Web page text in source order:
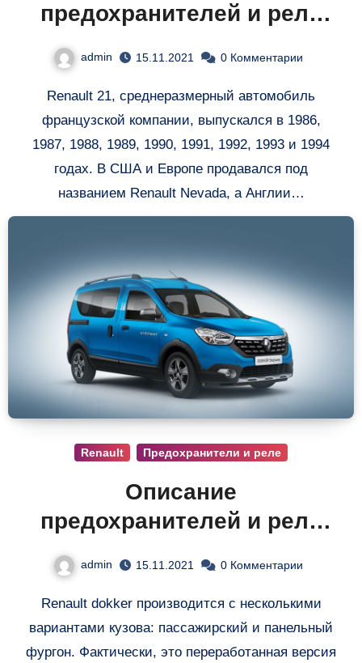
предохранителей и реле
admin 15.11.2021 0 Комментарии
Renault 21, среднеразмерный автомобиль
французской компании, выпускался в 1986,
1987, 1988, 1989, 1990, 1991, 1992, 1993 и 1994
годах. В США и Европе продавался под
названием Renault Nevada, а Англии…
Renault Предохранители и реле
Описание
предохранителей и реле
admin 15.11.2021 0 Комментарии
Renault dokker производится с несколькими
вариантами кузова: пассажирский и панельный
фургон. Фактически, это переработанная версия